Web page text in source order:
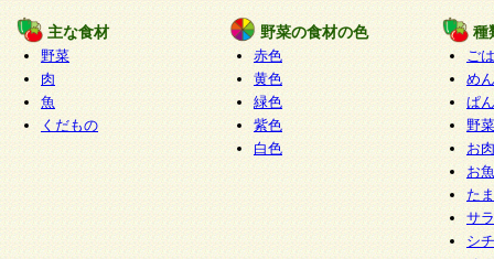
主な食材
野菜
肉
魚
くだもの
野菜の食材の色
赤色
黄色
緑色
紫色
白色
種
ご
めん
ぱん
野
お
お
た
サ
シ